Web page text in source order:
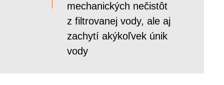
mechanických nečistôt
z filtrovanej vody, ale aj
zachytí akýkoľvek únik
vody